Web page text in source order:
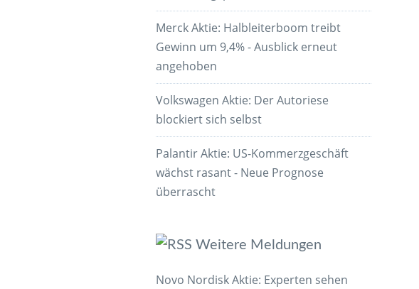
Merck Aktie: Halbleiterboom treibt
Gewinn um 9,4% - Ausblick erneut
angehoben
Volkswagen Aktie: Der Autoriese
blockiert sich selbst
Palantir Aktie: US-Kommerzgeschäft
wächst rasant - Neue Prognose
überrascht
Weitere Meldungen
Novo Nordisk Aktie: Experten sehen